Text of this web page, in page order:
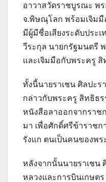
อาวาสวัดราชบูรณะ พร
จ.พิษณุโลก พร้อมเจิม
มีผู้มีชื่อเสียงระดับประ
วีระกุล นายกรัฐมนตรี
และเจิมมือกับพระครู
ทั้งนี้นายราเชน ศิลปะร
กล่าวกับพระครู สิทธิธ
หนังสือลาออกจากราช
มา เพื่อศักดิ์ศรีข้าราชก
รังแก ตนเป็นคนของพร
หลังจากนั้นนายราเชน
หลวงและการบินเกษต